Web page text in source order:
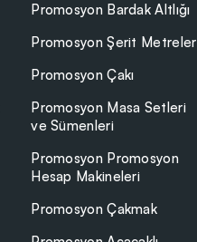
Promosyon Bardak Altlığı
Promosyon Şerit Metreler
Promosyon Çakı
Promosyon Masa Setleri
ve Sümenleri
Promosyon Promosyon
Hesap Makineleri
Promosyon Çakmak